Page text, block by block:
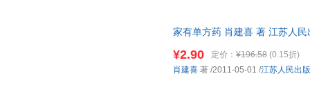
家有单方药 肖建喜 著 江苏人
¥2.90 定价： ¥196.58 (0.15折)
肖建喜 著 /2011-05-01 /江苏人民出